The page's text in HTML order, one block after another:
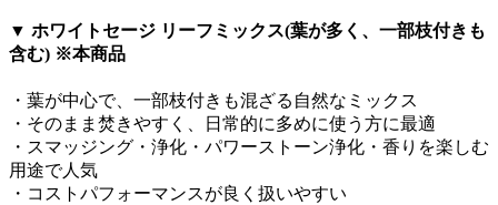
▼ ホワイトセージ リーフミックス(葉が多く、一部枝付きも
含む) ※本商品
・葉が中心で、一部枝付きも混ざる自然なミックス
・そのまま焚きやすく、日常的に多めに使う方に最適
・スマッジング・浄化・パワーストーン浄化・香りを楽しむ
用途で人気
・コストパフォーマンスが良く扱いやすい